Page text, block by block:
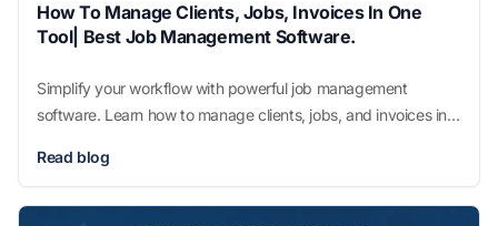
How To Manage Clients, Jobs, Invoices In One
Tool| Best Job Management Software.
Simplify your workflow with powerful job management
software. Learn how to manage clients, jobs, and invoices in
Read blog